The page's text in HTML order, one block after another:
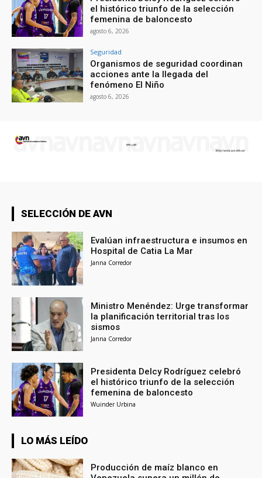
el histórico triunfo de la selección
femenina de baloncesto
agosto 6, 2026
Seguridad
Organismos de seguridad coordinan
acciones ante la llegada del
fenómeno El Niño
agosto 6, 2026
SELECCIÓN DE AVN
Evalúan infraestructura e insumos en
Hospital de Catia La Mar
Janna Corredor
Ministro Menéndez: Urge transformar
la planificación territorial tras los
sismos
Janna Corredor
Presidenta Delcy Rodríguez celebró
el histórico triunfo de la selección
femenina de baloncesto
Wuinder Urbina
LO MÁS LEÍDO
Producción de maíz blanco en